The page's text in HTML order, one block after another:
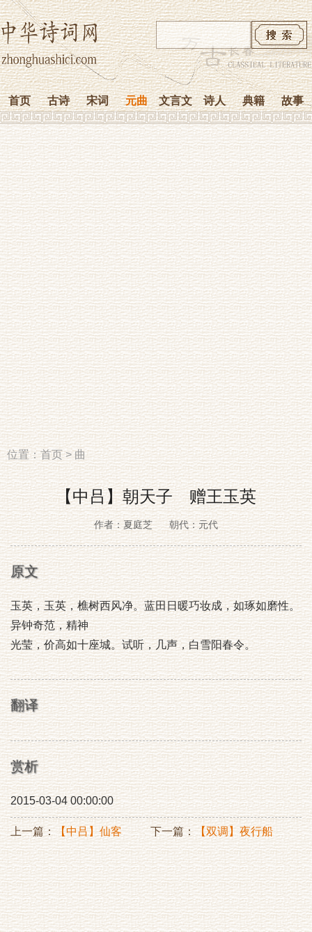
首页 古诗 宋词 元曲 文言文 诗人 典籍 故事
位置：首页>曲
【中吕】朝天子 赠王玉英
作者：夏庭芝 朝代：元代
原文
玉英，玉英，樵树西风净。蓝田日暖巧妆成，如琢如磨性。
异钟奇范，精神
光莹，价高如十座城。试听，几声，白雪阳春令。
翻译
赏析
2015-03-04 00:00:00
上一篇：【中吕】仙客 下一篇：【双调】夜行船
青楼咏妓